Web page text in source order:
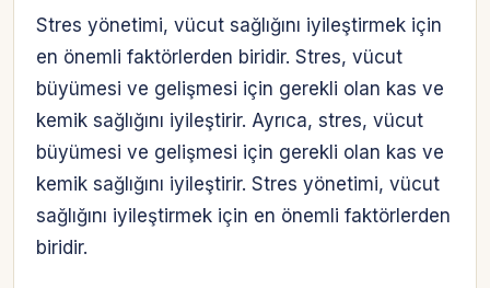
Stres yönetimi, vücut sağlığını iyileştirmek için
en önemli faktörlerden biridir. Stres, vücut
büyümesi ve gelişmesi için gerekli olan kas ve
kemik sağlığını iyileştirir. Ayrıca, stres, vücut
büyümesi ve gelişmesi için gerekli olan kas ve
kemik sağlığını iyileştirir. Stres yönetimi, vücut
sağlığını iyileştirmek için en önemli faktörlerden
biridir.